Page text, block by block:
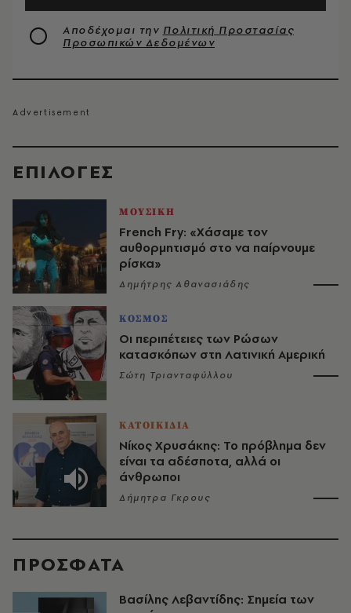
EΠΙΛΟΓΈΣ
ΜΟΥΣΙΚΗ
French Fry: «Χάσαμε τον
αυθορμητισμό στο να παίρνουμε
ρίσκα»
Δημήτρης Αθανασιάδης
ΚΟΣΜΟΣ
Οι περιπέτειες των Ρώσων
κατασκόπων στη Λατινική Αμερική
Σώτη Τριανταφύλλου
ΚΑΤΟΙΚΙΔΙΑ
Νίκος Χρυσάκης: Το πρόβλημα δεν
είναι τα αδέσποτα, αλλά οι
άνθρωποι
Δήμητρα Γκρους
Αποδέχομαι την Πολιτική Προστασίας
Προσωπικών Δεδομένων
ΠΡΟΣΦΑΤΑ
Βασίλης Λεβαντίδης: Σημεία των